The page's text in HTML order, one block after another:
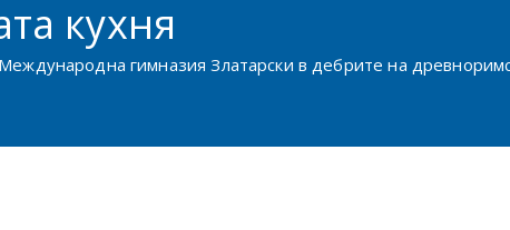
кухня
гимназия Златарски в дебрите на